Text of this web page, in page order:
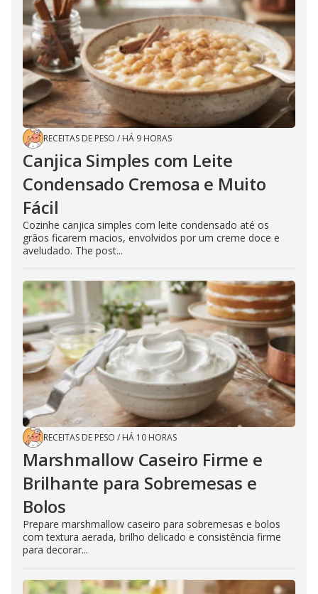
RECEITAS DE PESO / HÁ 9 HORAS
Canjica Simples com Leite
Condensado Cremosa e Muito
Fácil
Cozinhe canjica simples com leite condensado até os
grãos ficarem macios, envolvidos por um creme doce e
aveludado. The post...
RECEITAS DE PESO / HÁ 10 HORAS
Marshmallow Caseiro Firme e
Brilhante para Sobremesas e
Bolos
Prepare marshmallow caseiro para sobremesas e bolos
com textura aerada, brilho delicado e consistência firme
para decorar...